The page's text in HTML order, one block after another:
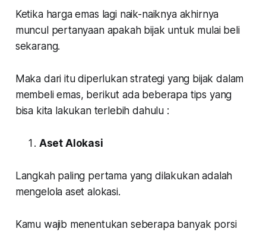
Ketika harga emas lagi naik-naiknya akhirnya
muncul pertanyaan apakah bijak untuk mulai beli
sekarang.
Maka dari itu diperlukan strategi yang bijak dalam
membeli emas, berikut ada beberapa tips yang
bisa kita lakukan terlebih dahulu :
Aset Alokasi
Langkah paling pertama yang dilakukan adalah
mengelola aset alokasi.
Kamu wajib menentukan seberapa banyak porsi